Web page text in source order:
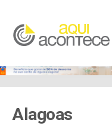
Alagoas